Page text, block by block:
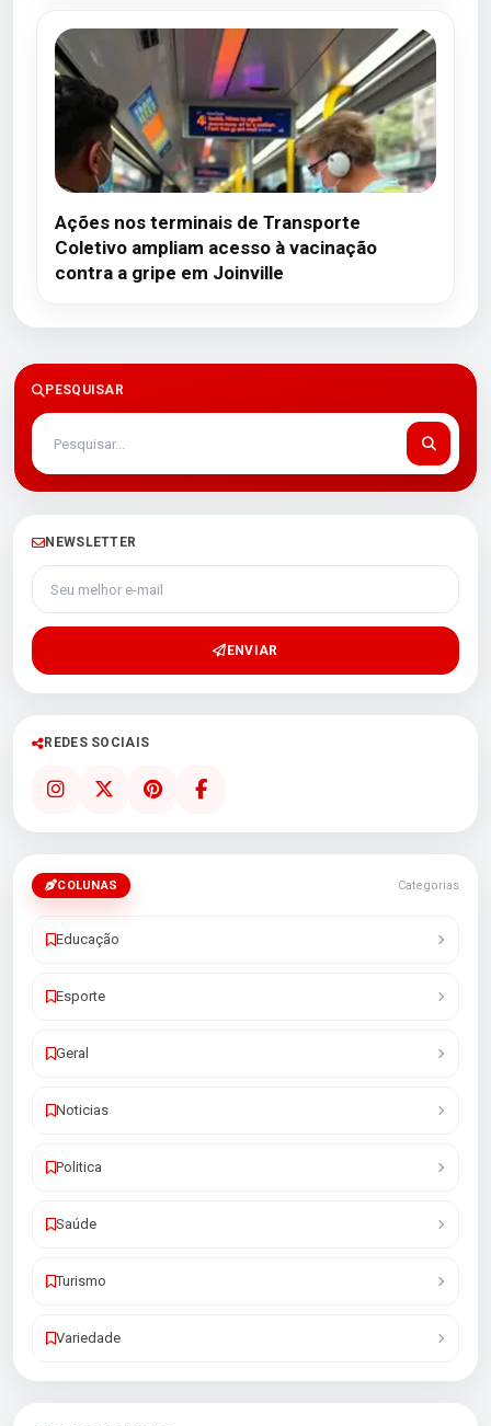
Ações nos terminais de Transporte
Coletivo ampliam acesso à vacinação
contra a gripe em Joinville
PESQUISAR
NEWSLETTER
Seu melhor e-mail
ENVIAR
REDES SOCIAIS
COLUNAS Categorias
Educação
Esporte
Geral
Noticias
Politica
Saúde
Turismo
Variedade